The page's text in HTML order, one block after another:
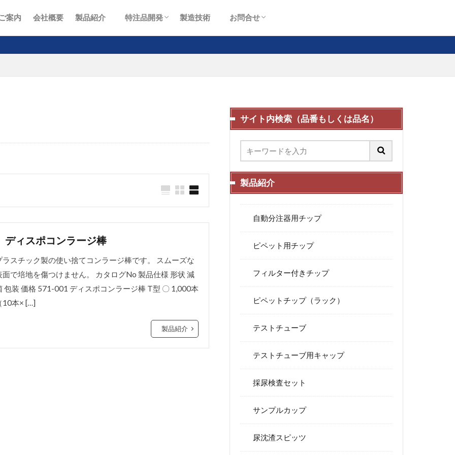
案内 会社概要 製品紹介 特注品開発 製造技術 お問合せ
ィスポコンラージ棒
ラスチック製の使い捨てコンラージ棒です。 スムーズな
面で培地を傷つけません。 カタログNo 製品仕様 形状 減
包装 価格 571-001 ディスポコンラージ棒 T型 〇 1,000本
10本× […]
製品紹介
サイト内検索（品番もしくは品名）
製品紹介
自動分注器用チップ
ピペット用チップ
フィルター付きチップ
ピペットチップ（ラック）
テストチューブ
テストチューブ用キャップ
採尿検査セット
サンプルカップ
尿沈渣スピッツ